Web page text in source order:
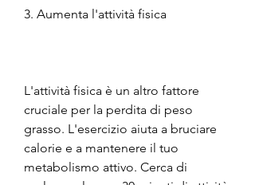
3. Aumenta l'attività fisica
L'attività fisica è un altro fattore
cruciale per la perdita di peso
grasso. L'esercizio aiuta a bruciare
calorie e a mantenere il tuo
metabolismo attivo. Cerca di